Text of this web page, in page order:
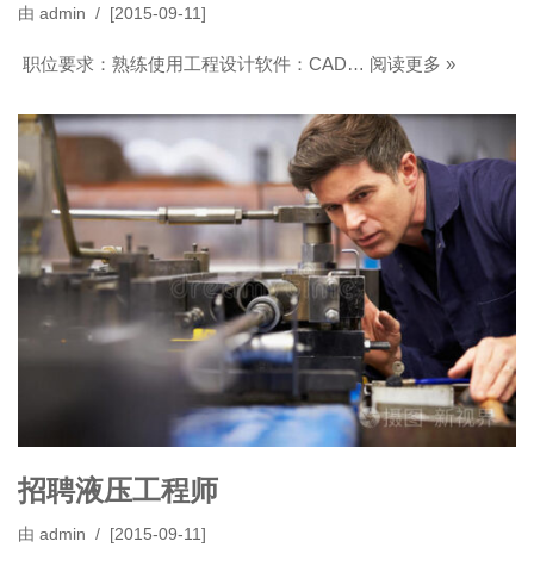
由 admin [2015-09-11]
职位要求：熟练使用工程设计软件：CAD… 阅读更多 »
招聘液压工程师
由 admin [2015-09-11]